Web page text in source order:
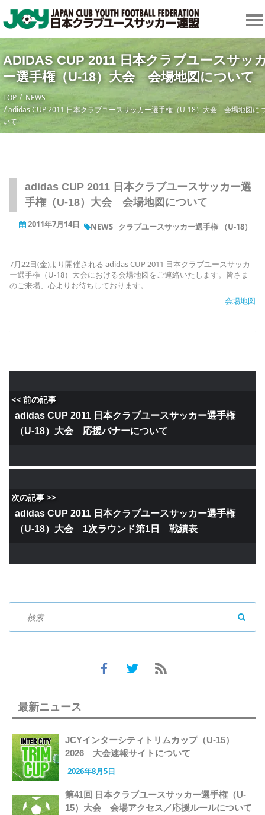
ADIDAS CUP 2011 日本クラブユースサッ
ー選手権（U-18）大会 会場地図について
TOP
NEWS
adidas CUP 2011 日本クラブユースサッカー選手権（U-18）大会 会場地図に
いて
adidas CUP 2011 日本クラブユースサッカー選
手権（U-18）大会 会場地図について
2011年7月14日 NEWS クラブユースサッカー選手権 （U-18）
7月22日(金)より開催される adidas CUP 2011 日本クラブユースサッカ
ー選手権（U-18）大会における会場地図をご連絡いたします。皆さま
のご来場、心よりお待ちしております。
会場地図
<< 前の記事
adidas CUP 2011 日本クラブユースサッカー選手権
（U-18）大会 応援バナーについて
次の記事 >>
adidas CUP 2011 日本クラブユースサッカー選手権
（U-18）大会 1次ラウンド第1日 戦績表
最新ニュース
JCYインターシティトリムカップ（U-15）
2026 大会速報サイトについて
2026年8月5日
第41回 日本クラブユースサッカー選手権（U-
15）大会 会場アクセス／応援ルールについて